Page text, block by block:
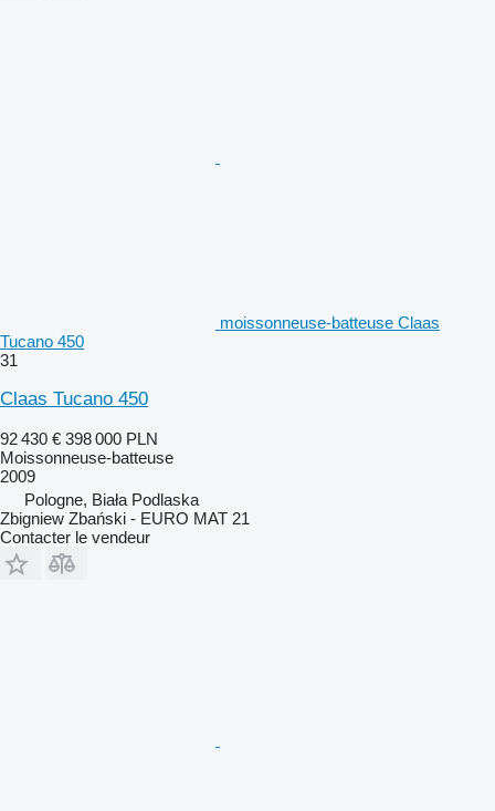
moissonneuse-batteuse Claas
Tucano 450
31
Claas Tucano 450
92 430 € 398 000 PLN
Moissonneuse-batteuse
2009
Pologne, Biała Podlaska
Zbigniew Zbański - EURO MAT 21
Contacter le vendeur